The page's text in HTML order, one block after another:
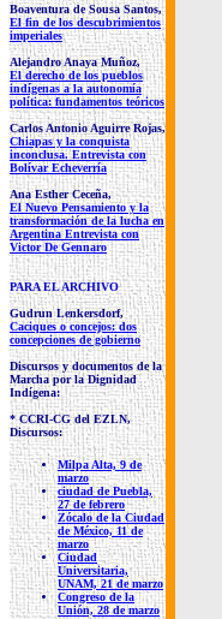
Boaventura de Sousa Santos,
El fin de los descubrimientos
imperiales
Alejandro Anaya Muñoz,
El derecho de los pueblos
indígenas a la autonomía
política: fundamentos teóricos
Carlos Antonio Aguirre Rojas,
Chiapas y la conquista
inconclusa. Entrevista con
Bolívar Echeverría
Ana Esther Ceceña,
El Nuevo Pensamiento y la
transformación de la lucha en
Argentina Entrevista con
Victor De Gennaro
PARA EL ARCHIVO
Gudrun Lenkersdorf,
Caciques o concejos: dos
concepciones de gobierno
Discursos y documentos de la
Marcha por la Dignidad
Indígena:
* CCRI-CG del EZLN,
Discursos:
Milpa Alta, 9 de
marzo
ciudad de Puebla,
27 de febrero
Zócalo de la Ciudad
de México, 11 de
marzo
Ciudad
Universitaria,
UNAM, 21 de marzo
Congreso de la
Unión, 28 de marzo